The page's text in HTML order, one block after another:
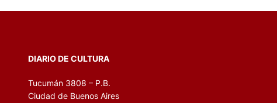
DIARIO DE CULTURA
Tucumán 3808 – P.B.
Ciudad de Buenos Aires